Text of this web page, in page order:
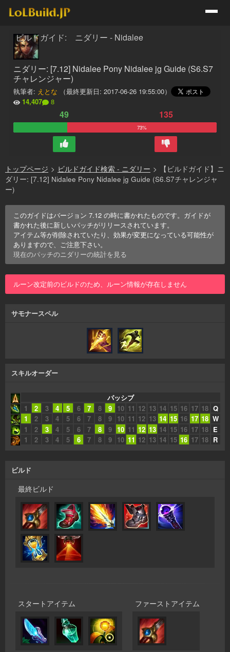
ビルドガイド: ニダリー - Nidalee
ニダリー: [7.12] Nidalee Pony Nidalee jg Guide (S6.S7
チャレンジャー)
執筆者: えとな （最終更新日: 2017-06-26 19:55:00）
14,407
8
49 135
73%
トップページ > ビルドガイド検索 - ニダリー >
【ビルドガイド】ニ
ダリー: [7.12] Nidalee Pony Nidalee jg Guide (S6.S7チャレンジャ
ー)
このガイドはバージョン7.12 の時に書かれたものです。ガイドが
書かれた後に新しいパッチがリリースされています。
アイテム等が削除されていたり、効果が変更になっている可能性が
ありますので、ご注意下さい。
現在のパッチのニダリーの統計を見る
ルーン改定前のビルドのため、ルーン情報が存在しません
サモナースペル
スキルオーダー
パッシブ
1
2 3 4 5 6 7 8 9 10 11 12 13 14 15 16 17 18 Q
1
2 3 4 5 6 7 8 9 10 11 12 13 14 15 16 17 18 W
1
2 3 4 5 6 7 8 9 10 11 12 13 14 15 16 17 18 E
1
2 3 4 5 6 7 8 9 10 11 12 13 14 15 16 17 18 R
ビルド
最終ビルド
スタートアイテム ファーストアイテム